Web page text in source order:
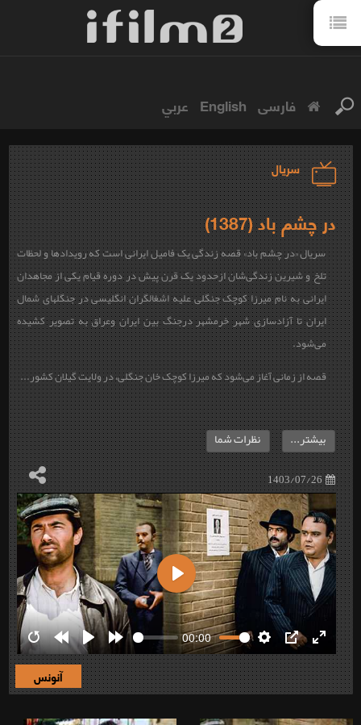
فارسی English عربي
سریال
در چشم باد (1387)
سریال «در چشم باد» قصه زندگی یک فامیل ایرانی است که رویدادها و لحظات
تلخ و شیرین زندگی‌شان ازحدود یک قرن پیش در دوره قیام یکی از مجاهدان
ایرانی به نام میرزا کوچک جنگلی علیه اشغالگران انگلیسی در جنگلهای شمال
ایران تا آزادسازی شهر خرمشهر درجنگ بین ایران وعراق به تصویر کشیده
می‌شود.
قصه از زمانی آغاز می‌شود که میرزا کوچک خان جنگلی، در ولایت گیلان کشور...
1403/07/26
بیشتر... نظرات شما
RestartRewind
10s
Play Forward
10s
00:00
Settings
PIP Enter
Play
آنونس